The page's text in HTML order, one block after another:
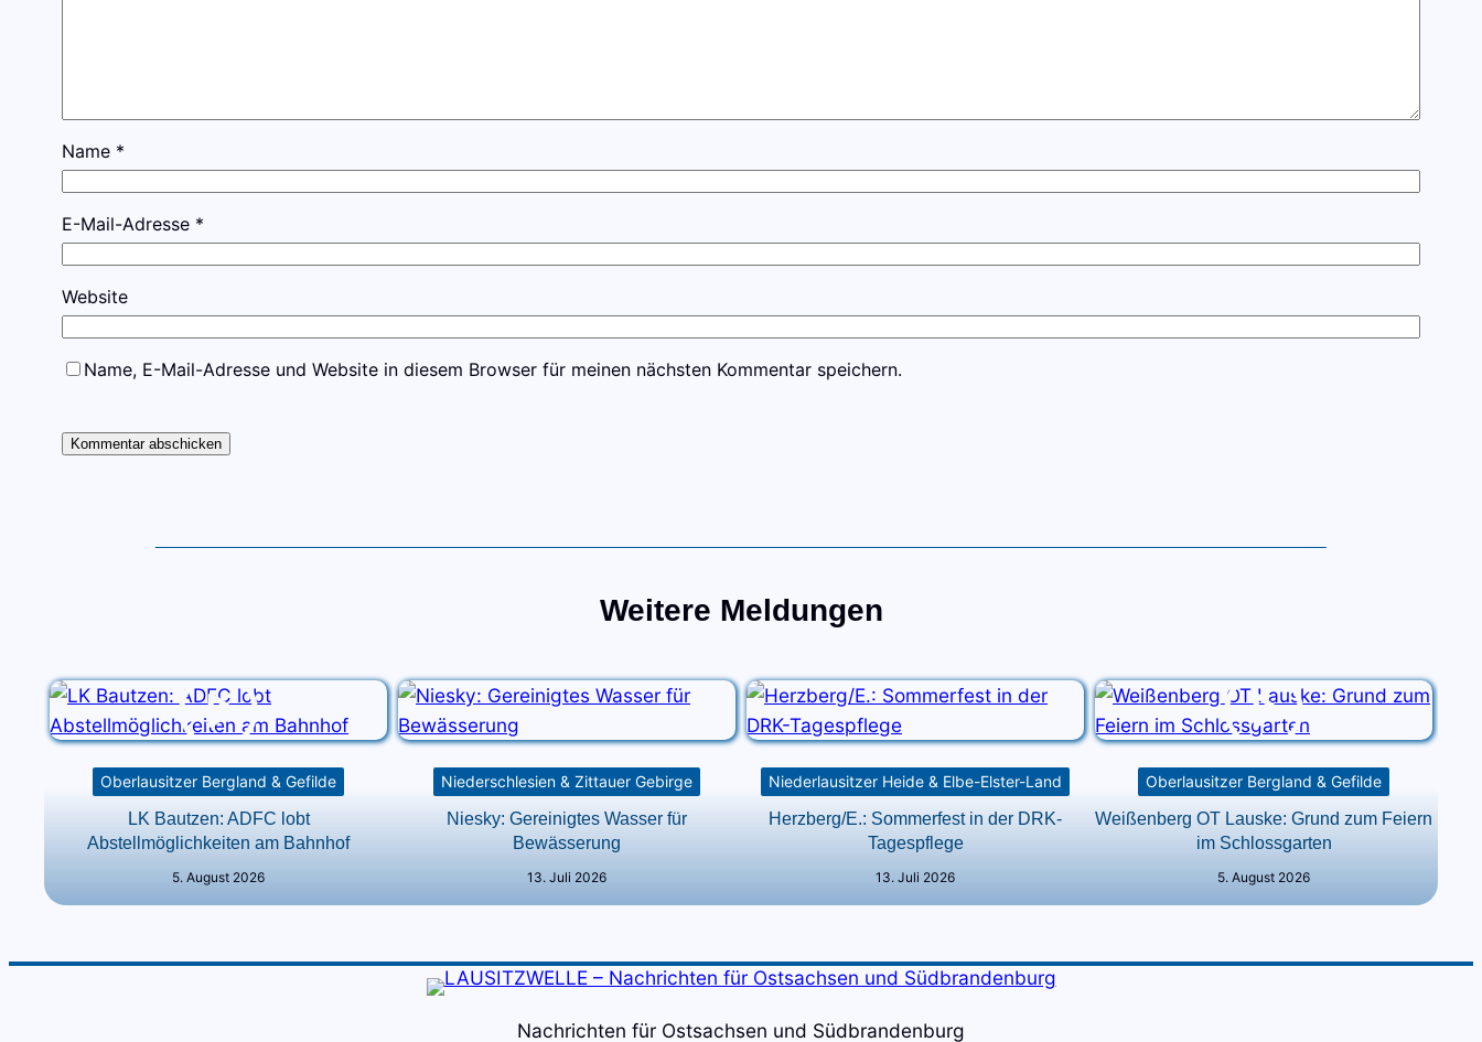
Name *
E-Mail-Adresse *
Website
Name, E-Mail-Adresse und Website in diesem Browser für meinen nächsten Kommentar speichern.
Weitere Meldungen
Oberlausitzer Bergland & Gefilde
LK Bautzen: ADFC lobt
Abstellmöglichkeiten am Bahnhof
5. August 2026
Niederschlesien & Zittauer Gebirge
Niesky: Gereinigtes Wasser für
Bewässerung
13. Juli 2026
Niederlausitzer Heide & Elbe-Elster-Land
Herzberg/E.: Sommerfest in der DRK-
Tagespflege
13. Juli 2026
Oberlausitzer Bergland & Gefilde
Weißenberg OT Lauske: Grund zum Feiern
im Schlossgarten
5. August 2026
Nachrichten für Ostsachsen und Südbrandenburg